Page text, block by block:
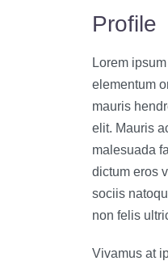
Profile
Lorem
elementum
mauris
elit. Mauris
malesuada
dictum eros
sociis
non felis
Vivamus at